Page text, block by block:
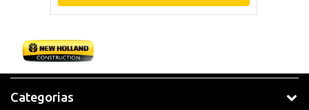
Categorias